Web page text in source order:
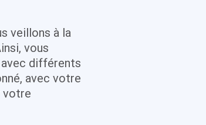
veillons à la
vous
avec différents
avec votre
votre